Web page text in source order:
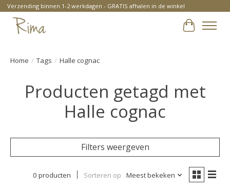
Verzending binnen 1-2 werkdagen - GRATIS afhalen in de winkel
Home / Tags / Halle cognac
Producten getagd met
Halle cognac
Filters weergeven
0 producten Sorteren op Meest bekeken